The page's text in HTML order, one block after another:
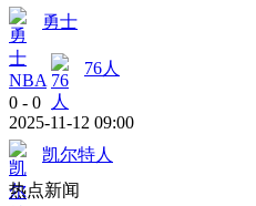
勇士
NBA
76人
0 - 0
2025-11-12 09:00
凯尔特人
热点新闻